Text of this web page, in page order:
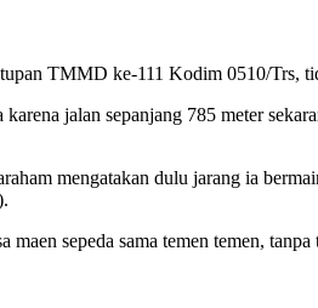
TMMD ke-111 Kodim 0510/Trs,
jalan sepanjang 785 meter
mengatakan dulu jarang ia
maen sepeda sama temen temen,